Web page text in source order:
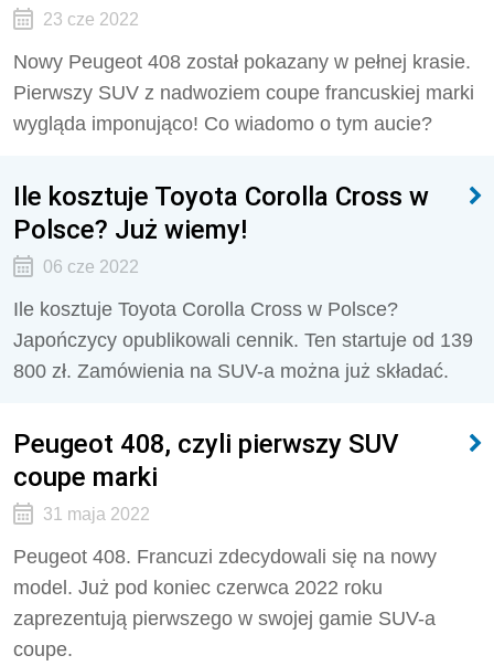
23 cze 2022
Nowy Peugeot 408 został pokazany w pełnej krasie.
Pierwszy SUV z nadwoziem coupe francuskiej marki
wygląda imponująco! Co wiadomo o tym aucie?
Ile kosztuje Toyota Corolla Cross w
Polsce? Już wiemy!
06 cze 2022
Ile kosztuje Toyota Corolla Cross w Polsce?
Japończycy opublikowali cennik. Ten startuje od 139
800 zł. Zamówienia na SUV-a można już składać.
Peugeot 408, czyli pierwszy SUV
coupe marki
31 maja 2022
Peugeot 408. Francuzi zdecydowali się na nowy
model. Już pod koniec czerwca 2022 roku
zaprezentują pierwszego w swojej gamie SUV-a
coupe.